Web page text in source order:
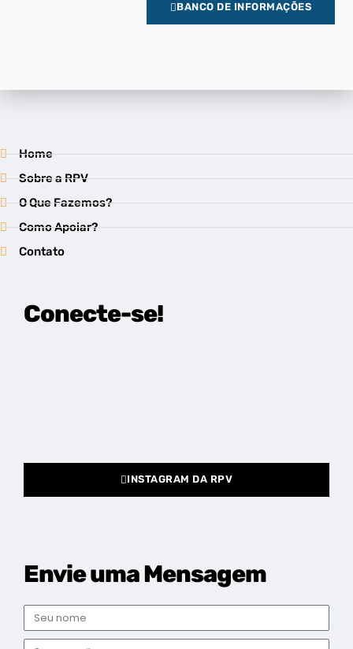
BANCO DE INFORMAÇÕES
Home
Sobre a RPV
O Que Fazemos?
Como Apoiar?
Contato
Conecte-se!
INSTAGRAM DA RPV
Envie uma Mensagem
Nome